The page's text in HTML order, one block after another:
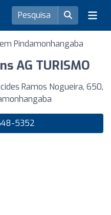
Pindamonhangaba
AG TURISMO
Ramos Nogueira, 650,
5352